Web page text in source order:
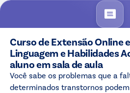
Curso de Extensão Online
Linguagem e Habilidades
aluno em sala de aula
Você sabe os problemas que a
determinados transtornos